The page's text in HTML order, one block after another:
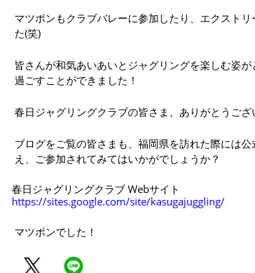
マツポンもクラブバレーに参加したり、エクスト
た(笑)
皆さんが和気あいあいとジャグリングを楽しむ姿
過ごすことができました！
春日ジャグリングクラブの皆さま、ありがとうござ
ブログをご覧の皆さまも、福岡県を訪れた際には
え、ご参加されてみてはいかがでしょうか？
春日ジャグリングクラブ Webサイト
https://sites.google.com/site/kasugajuggling/
マツポンでした！